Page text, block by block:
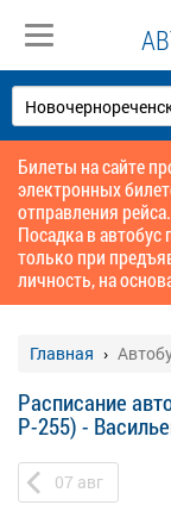
Билеты на сайте
электронных
отправления
Посадка в
только при
личность, на
Главная
Расписание
Р-255) -
07 авг